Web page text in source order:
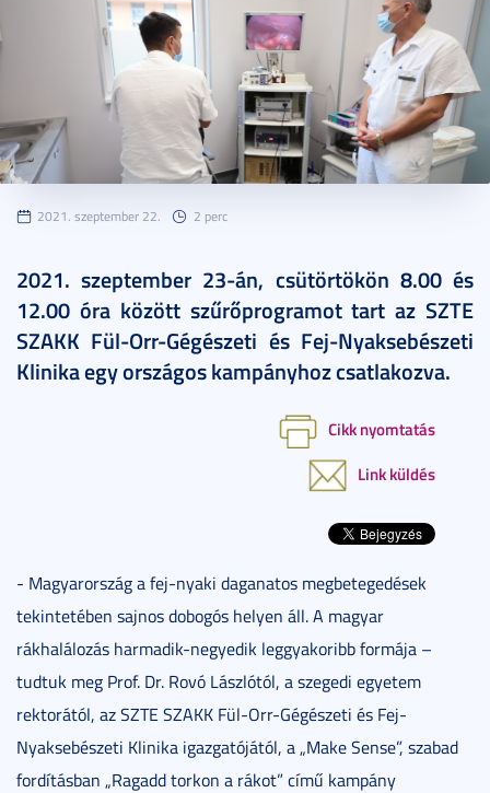
2021. szeptember 22. 2 perc
2021. szeptember 23-án, csütörtökön 8.00 és
12.00 óra között szűrőprogramot tart az SZTE
SZAKK Fül-Orr-Gégészeti és Fej-Nyaksebészeti
Klinika egy országos kampányhoz csatlakozva.
Cikk nyomtatás
Link küldés
- Magyarország a fej-nyaki daganatos megbetegedések
tekintetében sajnos dobogós helyen áll. A magyar
rákhalálozás harmadik-negyedik leggyakoribb formája –
tudtuk meg Prof. Dr. Rovó Lászlótól, a szegedi egyetem
rektorától, az SZTE SZAKK Fül-Orr-Gégészeti és Fej-
Nyaksebészeti Klinika igazgatójától, a „Make Sense”, szabad
fordításban „Ragadd torkon a rákot” című kampány